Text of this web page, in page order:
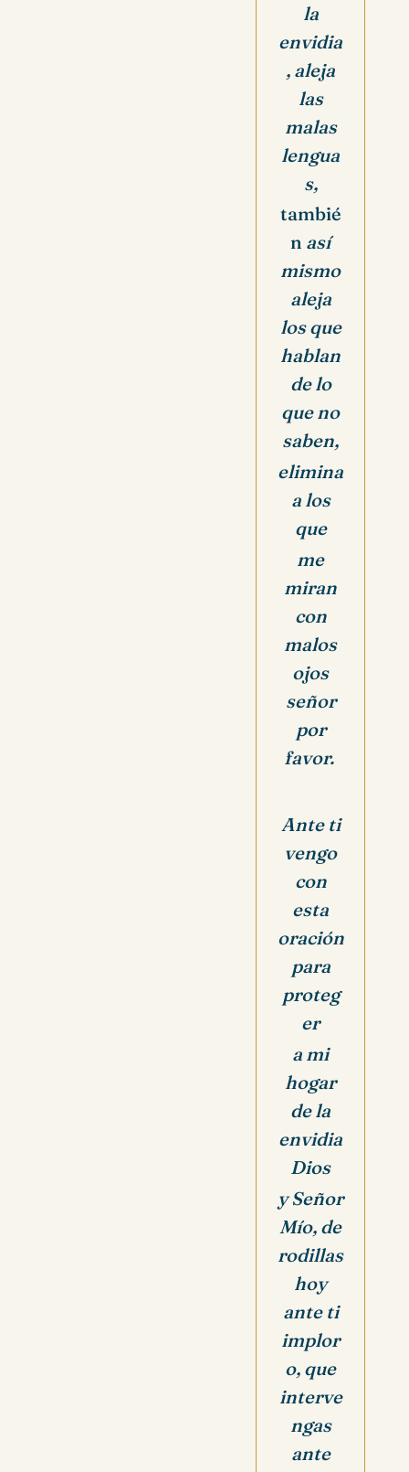
la
envidia
, aleja
las
malas
lengua
s,
tambié
n así
mismo
aleja
los que
hablan
de lo
que no
saben,
elimina
a los
que
me
miran
con
malos
ojos
señor
por
favor.
Ante ti
vengo
con
esta
oración
para
proteg
er
a mi
hogar
de la
envidia
Dios
y Señor
Mío, de
rodillas
hoy
ante ti
implor
o, que
interve
ngas
ante